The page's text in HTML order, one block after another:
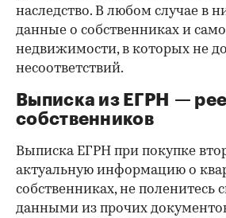
наследство. В любом случае в
данные о собственниках и
недвижимости, в которых не
несоответствий.
Выписка из ЕГРН —
собственников
Выписка ЕГРН при покупке
актуальную информацию о
собственниках, не поленитесь
данными из прочих